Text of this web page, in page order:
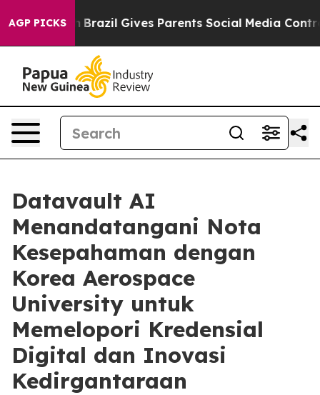
AGP PICKS
Brazil Gives Parents Social Media Controls for
Datavault AI
Menandatangani Nota
Kesepahaman dengan
Korea Aerospace
University untuk
Memelopori Kredensial
Digital dan Inovasi
Kedirgantaraan